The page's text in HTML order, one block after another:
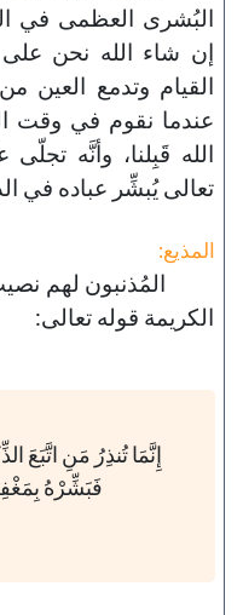
البُشرى العظمى في
إن شاء الله نحن
القيام وتدمع العين
عندما نقوم في وقت
الله قَبِلنا، وأنَّه
تعالى يُبشِّر عباده في
المذيع:
المُذنبون لهم
الكريمة قوله تعالى:
إِنَّمَا تُنذِرُ مَنِ اتَّبَعَ
فَبَشِّرْهُ